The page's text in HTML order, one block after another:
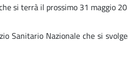
si terrà il prossimo 31 maggio
Sanitario Nazionale che si